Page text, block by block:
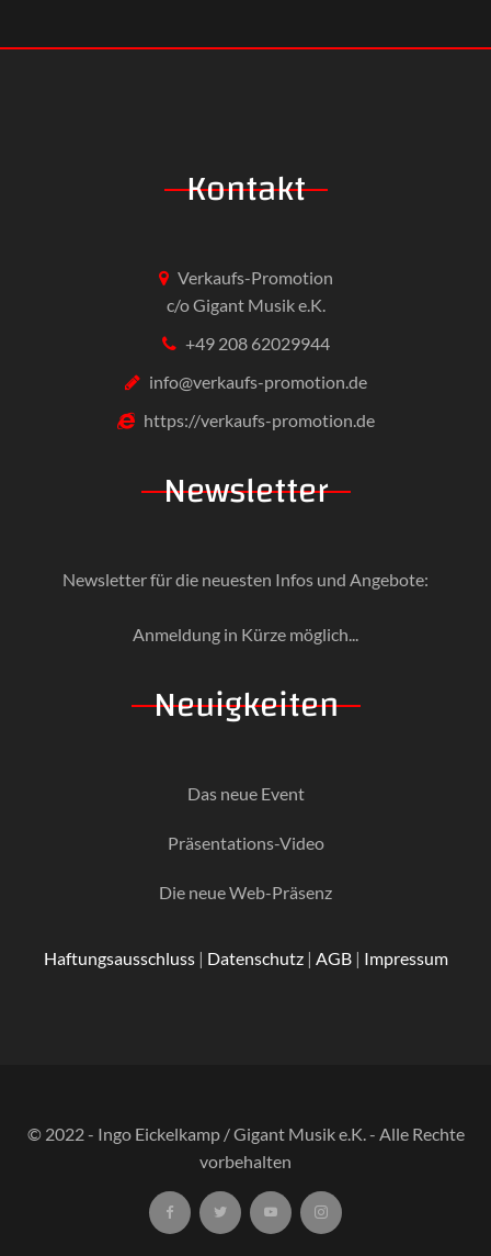
Kontakt
Verkaufs-Promotion
c/o Gigant Musik e.K.
+49 208 62029944
info@verkaufs-promotion.de
https://verkaufs-promotion.de
Newsletter
Newsletter für die neuesten Infos und Angebote:
Anmeldung in Kürze möglich...
Neuigkeiten
Das neue Event
Präsentations-Video
Die neue Web-Präsenz
Haftungsausschluss| Datenschutz| AGB| Impressum
© 2022 - Ingo Eickelkamp / Gigant Musik e.K. - Alle Rechte
vorbehalten